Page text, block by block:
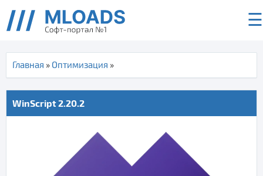
☰
Главная » Оптимизация »
WinScript 2.20.2